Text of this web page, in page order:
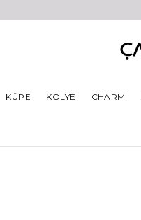
KÜPE KOLYE CHARM